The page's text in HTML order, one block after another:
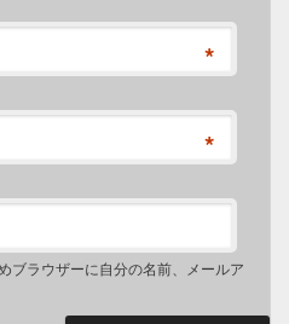
*
*
ブラウザーに自分の名前、メールア